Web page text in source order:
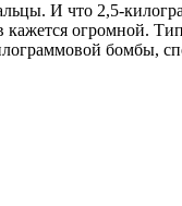
И что 2,5-
огромной.
бомбы,